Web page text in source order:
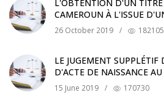
L'OBTENTION D'UN
CAMEROUN À L'ISSUE
26 October 2019 / 182105
LE JUGEMENT SUPPLÉTIF
D'ACTE DE NAISSANCE
15 June 2019 / 170730